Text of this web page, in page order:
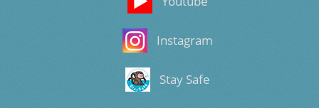
Instagram
Stay Safe